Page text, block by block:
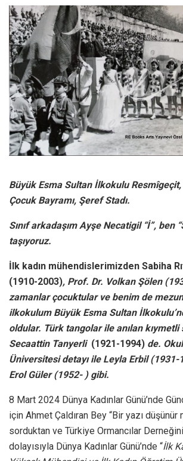
Büyük Esma Sultan İlkokulu
Çocuk Bayramı, Şeref Stadı.
Sınıf arkadaşım Ayşe Necatigil “İ”, ben
taşıyoruz.
İlk kadın mühendislerimizden Sabiha
(1910-2003), Prof. Dr. Volkan Şölen
zamanlar çocuktular ve benim de
ilkokulum Büyük Esma Sultan
oldular. Türk tangolar ile anılan kıymetli
Secaattin Tanyerli (1921-1994) de.
Üniversitesi detayı ile Leyla Erbil (1931-
Erol Güler (1952- ) gibi.
8 Mart 2024 Dünya Kadınlar Günü’nde
için Ahmet Çaldıran Bey “Bir yazı düşünür
sorduktan ve Türkiye Ormancılar
dolayısıyla Dünya Kadınlar Günü’nde “İlk